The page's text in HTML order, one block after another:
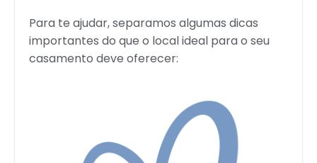
Para te ajudar, separamos algumas dicas
importantes do que o local ideal para o seu
casamento deve oferecer: